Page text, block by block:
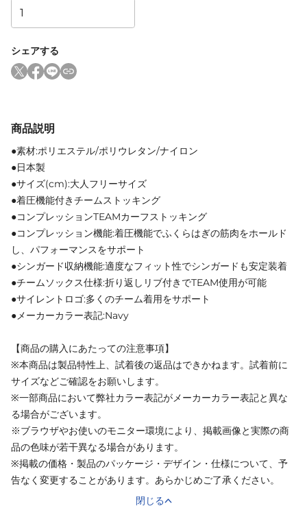
シェアする
商品説明
●素材:ポリエステル/ポリウレタン/ナイロン
●日本製
●サイズ(cm):大人フリーサイズ
●着圧機能付きチームストッキング
●コンプレッションTEAMカーフストッキング
●コンプレッション機能:着圧機能でふくらはぎの筋肉をホールド
し、パフォーマンスをサポート
●シンガード収納機能:適度なフィット性でシンガードも安定装着
●チームソックス仕様:折り返しリブ付きでTEAM使用が可能
●サイレントロゴ:多くのチーム着用をサポート
●メーカーカラー表記:Navy
【商品の購入にあたっての注意事項】
※本商品は製品特性上、試着後の返品はできかねます。試着前に
サイズなどご確認をお願いします。
※一部商品において弊社カラー表記がメーカーカラー表記と異な
る場合がございます。
※ブラウザやお使いのモニター環境により、掲載画像と実際の商
品の色味が若干異なる場合があります。
※掲載の価格・製品のパッケージ・デザイン・仕様について、予
告なく変更することがあります。あらかじめご了承ください。
閉じる